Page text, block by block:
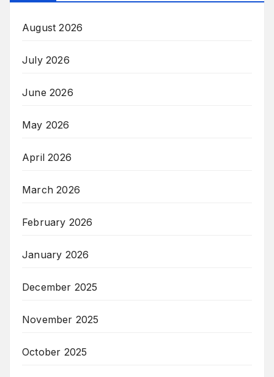
August 2026
July 2026
June 2026
May 2026
April 2026
March 2026
February 2026
January 2026
December 2025
November 2025
October 2025